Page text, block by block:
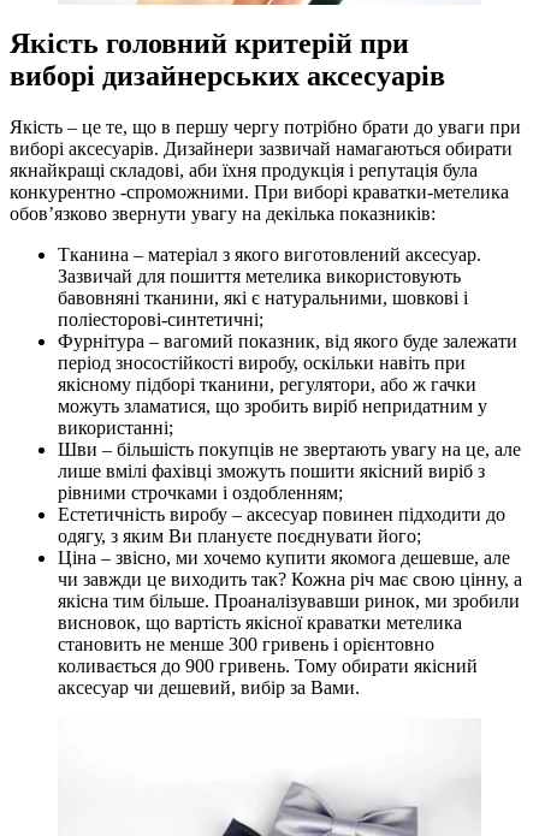
Якість головний критерій при
виборі дизайнерських аксесуарів
Якість – це те, що в першу чергу потрібно брати до уваги при
виборі аксесуарів. Дизайнери зазвичай намагаються обирати
якнайкращі складові, аби їхня продукція і репутація була
конкурентно -спроможними. При виборі краватки-метелика
обов’язково звернути увагу на декілька показників:
Тканина – матеріал з якого виготовлений аксесуар.
Зазвичай для пошиття метелика використовують
бавовняні тканини, які є натуральними, шовкові і
поліесторові-синтетичні;
Фурнітура – вагомий показник, від якого буде залежати
період зносостійкості виробу, оскільки навіть при
якісному підборі тканини, регулятори, або ж гачки
можуть зламатися, що зробить виріб непридатним у
використанні;
Шви – більшість покупців не звертають увагу на це, але
лише вмілі фахівці зможуть пошити якісний виріб з
рівними строчками і оздобленням;
Естетичність виробу – аксесуар повинен підходити до
одягу, з яким Ви плануєте поєднувати його;
Ціна – звісно, ми хочемо купити якомога дешевше, але
чи завжди це виходить так? Кожна річ має свою цінну, а
якісна тим більше. Проаналізувавши ринок, ми зробили
висновок, що вартість якісної краватки метелика
становить не менше 300 гривень і орієнтовно
коливається до 900 гривень. Тому обирати якісний
аксесуар чи дешевий, вибір за Вами.